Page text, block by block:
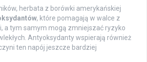
herbata z borówki amerykańskiej
, które pomagają w walce z
a tym samym mogą zmniejszać ryzyko
Antyoksydanty wspierają również
ten napój jeszcze bardziej